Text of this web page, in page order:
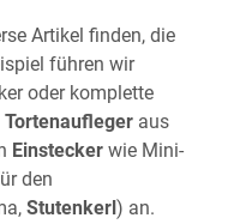
Artikel finden, die
führen wir
oder komplette
Tortenaufleger aus
Einstecker wie Mini-
den
Stutenkerl) an.